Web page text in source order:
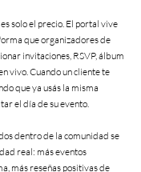
solo el precio. El portal vive
que organizadores de
invitaciones, RSVP, álbum
vivo. Cuando un cliente te
que ya usás la misma
el día de su evento.
dentro de la comunidad se
real: más eventos
más reseñas positivas de